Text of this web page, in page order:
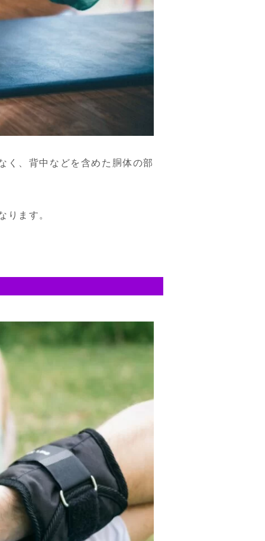
く、背中などを含めた胴体の部
ります。